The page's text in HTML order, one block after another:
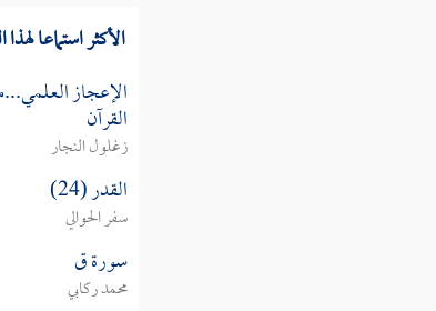
الأكثر استماعا
الإعجاز
القرآن
زغلول النجار
القدر (24)
سفر الحوالي
سورة ق
محمد ركابي